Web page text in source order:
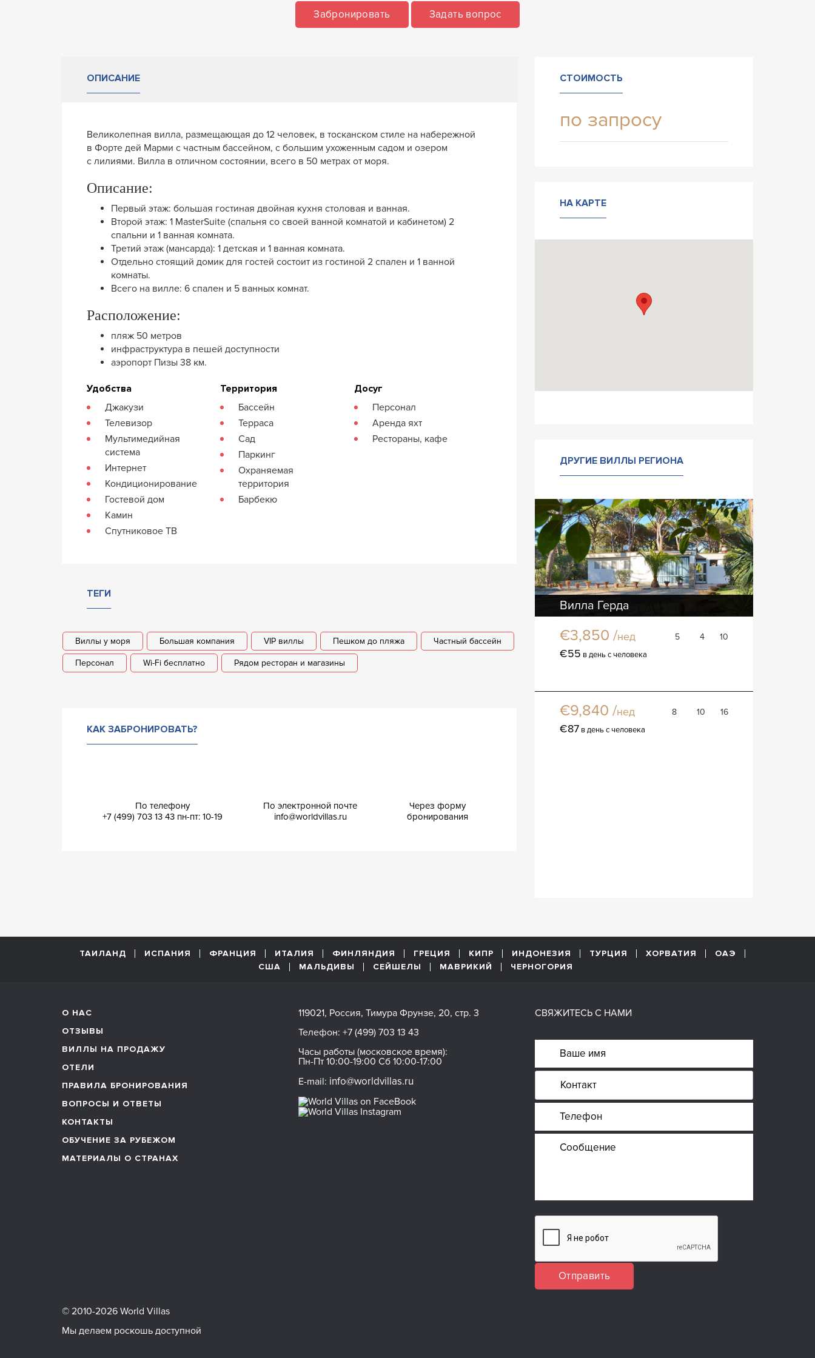
Забронировать Задать вопрос
ОПИСАНИЕ
Великолепная вилла, размещающая до 12 человек, в тосканском стиле на набережной
в Форте дей Марми с частным бассейном, с большим ухоженным садом и озером
с лилиями. Вилла в отличном состоянии, всего в 50 метрах от моря.
Описание:
Первый этаж: большая гостиная двойная кухня столовая и ванная.
Второй этаж: 1 MasterSuite (спальня со своей ванной комнатой и кабинетом) 2
спальни и 1 ванная комната.
Третий этаж (мансарда): 1 детская и 1 ванная комната.
Отдельно стоящий домик для гостей состоит из гостиной 2 спален и 1 ванной
комнаты.
Всего на вилле: 6 спален и 5 ванных комнат.
Расположение:
пляж 50 метров
инфраструктура в пешей доступности
аэропорт Пизы 38 км.
Удобства
Джакузи
Телевизор
Мультимедийная
система
Интернет
Кондиционирование
Гостевой дом
Камин
Спутниковое ТВ
Территория
Бассейн
Терраса
Сад
Паркинг
Охраняемая
территория
Барбекю
Досуг
Персонал
Аренда яхт
Рестораны, кафе
ТЕГИ
Виллы у моря Большая компания VIP виллы Пешком до пляжа Частный бассейн
Персонал Wi-Fi бесплатно Рядом ресторан и магазины
КАК ЗАБРОНИРОВАТЬ?
По телефону
+7 (499) 703 13 43 пн-пт: 10-19
По электронной почте
info@worldvillas.ru
Через форму
бронирования
СТОИМОСТЬ
по запросу
НА КАРТЕ
ДРУГИЕ ВИЛЛЫ РЕГИОНА
Вилла Герда
€3,850 /нед 5 4 10
€55 в день с человека
€9,840 /нед 8 10 16
€87 в день с человека
ТАИЛАНД ИСПАНИЯ ФРАНЦИЯ ИТАЛИЯ ФИНЛЯНДИЯ ГРЕЦИЯ КИПР ИНДОНЕЗИЯ ТУРЦИЯ ХОРВАТИЯ
ОАЭ
США
МАЛЬДИВЫ СЕЙШЕЛЫ МАВРИКИЙ ЧЕРНОГОРИЯ
О НАС
ОТЗЫВЫ
ВИЛЛЫ НА ПРОДАЖУ
ОТЕЛИ
ПРАВИЛА БРОНИРОВАНИЯ
ВОПРОСЫ И ОТВЕТЫ
КОНТАКТЫ
ОБУЧЕНИЕ ЗА РУБЕЖОМ
МАТЕРИАЛЫ О СТРАНАХ
119021, Россия, Тимура Фрунзе, 20, стр. 3
Телефон: +7 (499) 703 13 43
Часы работы (московское время):
Пн-Пт 10:00-19:00 Сб 10:00-17:00
E-mail: info@worldvillas.ru
СВЯЖИТЕСЬ С НАМИ
Отправить
© 2010-2026 World Villas
Мы делаем роскошь доступной